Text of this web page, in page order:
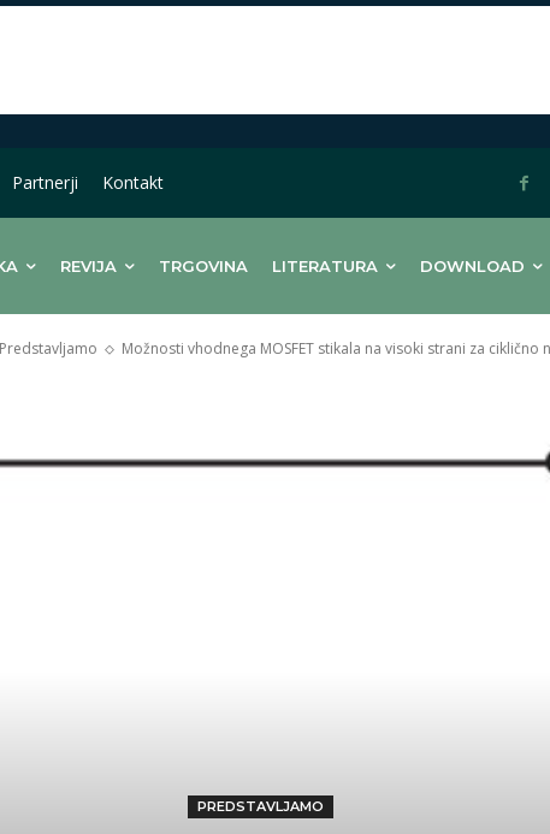
Partnerji Kontakt
REVIJA TRGOVINA LITERATURA DOWNLOAD
Predstavljamo Možnosti vhodnega MOSFET stikala na visoki strani za ciklično
PREDSTAVLJAMO